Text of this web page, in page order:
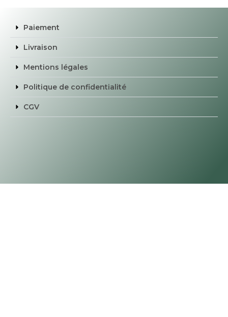
Paiement
Livraison
Mentions légales
Politique de confidentialité
CGV